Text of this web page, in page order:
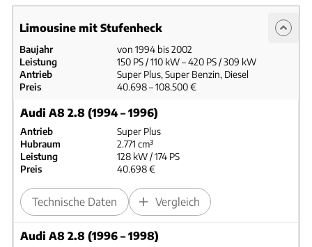
Limousine mit Stufenheck
Baujahr
von 1994 bis 2002
Leistung
150 PS / 110 kW – 420 PS / 309 kW
Antrieb
Super Plus, Super Benzin, Diesel
Preis
40.698 – 108.500 €
Audi A8 2.8 (1994 – 1996)
Antrieb
Super Plus
Hubraum
2.771 cm³
Leistung
128 kW / 174 PS
Preis
40.698 €
Technische Daten Vergleich
Audi A8 2.8 (1996 – 1998)